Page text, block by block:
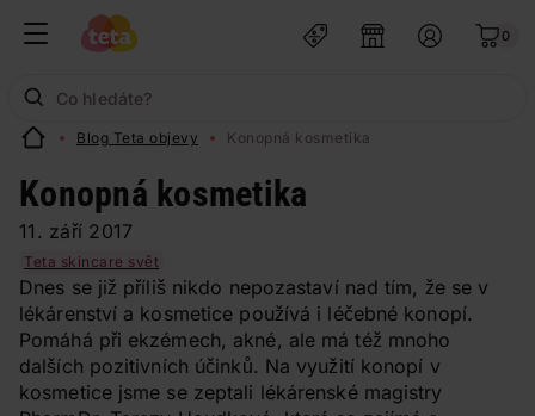
0
Blog Teta objevy Konopná kosmetika
Konopná kosmetika
11. září 2017
Teta skincare svět
Dnes se již příliš nikdo nepozastaví nad tím, že se v
lékárenství a kosmetice používá i léčebné konopí.
Pomáhá při ekzémech, akné, ale má též mnoho
dalších pozitivních účinků. Na využití konopí v
kosmetice jsme se zeptali lékárenské magistry